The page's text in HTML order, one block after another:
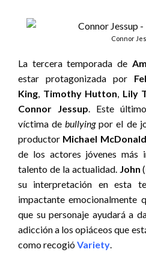
Connor
La tercera temporada de
estar protagonizada por
King, Timothy Hutton, Lily
Connor Jessup. Este
víctima debullyingpor el de
productor Michael McDonald
de los actores jóvenes más
talento de la actualidad. John (
su interpretación en esta
impactante emocionalmente
que su personaje ayudará a
adicción a los opiáceos que
como recogióVariety.